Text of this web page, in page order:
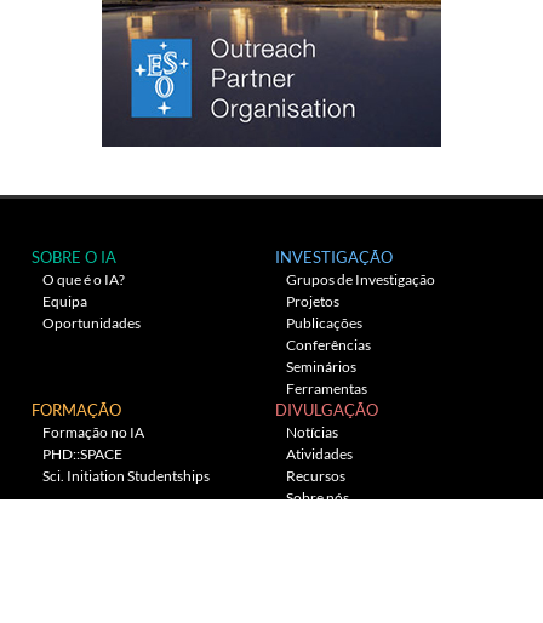
SOBRE O IA
O que é o IA?
Equipa
Oportunidades
INVESTIGAÇÃO
Grupos de Investigação
Projetos
Publicações
Conferências
Seminários
Ferramentas
FORMAÇÃO
Formação no IA
PHD::SPACE
Sci. Initiation Studentships
DIVULGAÇÃO
Notícias
Atividades
Recursos
Sobre nós